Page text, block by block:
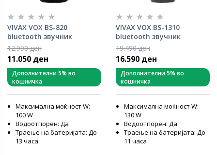
VIVAX VOX BS-820
bluetooth звучник
12.990 ден
11.050 ден
Дополнителни 5% во
кошничка
Максимална моќност W:
100 W
Водоотпорен: Да
Траење на батеријата: До
13 часа
VIVAX VOX BS-1310
bluetooth звучник
19.490 ден
16.590 ден
Дополнителни 5% во
кошничка
Максимална моќност W:
130 W
Водоотпорен: Да
Траење на батеријата: До
11 часа